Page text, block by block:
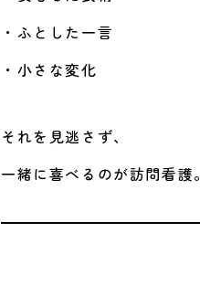
・ふとした一言
・小さな変化
それを見逃さず、
一緒に喜べるのが訪問看護。